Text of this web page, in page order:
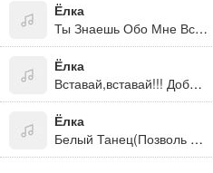
Ёлка
Ты Знаешь Обо Мне Все Что Нужно Знать...
Ёлка
Вставай,вставай!!! Доброе Утро!!! * Утро???!!!??? Да Ладно!!!!! * Привет=) Как Дела? ;)
Ёлка
Белый Танец(Позволь Мне Приглосить Тебя На Этот Танец)